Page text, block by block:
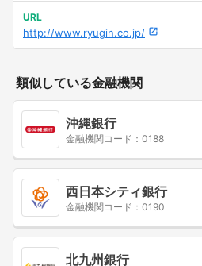
URL
http://www.ryugin.co.jp/
類似している金融機関
沖縄銀行
金融機関コード：0188
西日本シティ銀行
金融機関コード：0190
北九州銀行